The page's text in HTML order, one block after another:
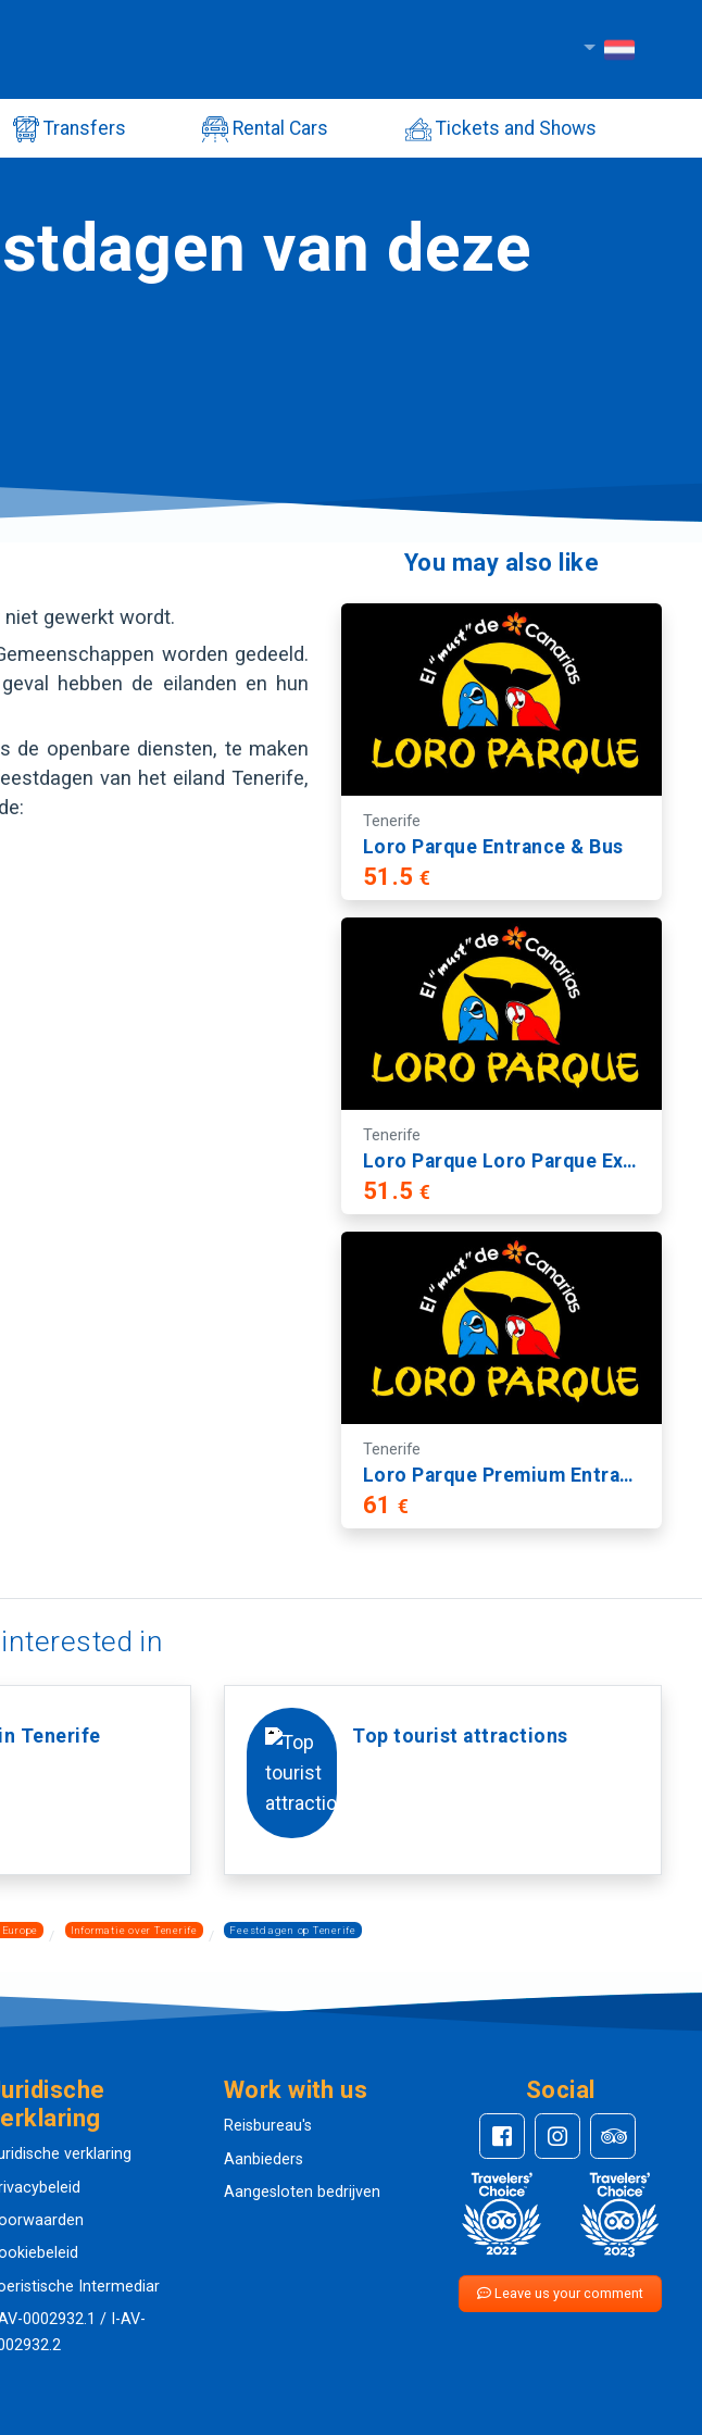
Transfers Rental Cars Tickets and Shows
van deze
gewerkt wordt.
worden gedeeld.
hebben de eilanden en hun
de openbare diensten, te maken
van het eiland Tenerife,
You may also like
Tenerife
Loro Parque Entrance & Bus
51.5€
Tenerife
Loro Parque Loro Parque Express
51.5€
Tenerife
Loro Parque Premium Entrance
61€
in
Tenerife Top tourist attractions
Informatie over Tenerife Feestdagen op Tenerife
verklaring
Intermediar
0002932.1 / I-AV-
Work with us
Reisbureau's
Aanbieders
Aangesloten bedrijven
Social
Leave us your comment